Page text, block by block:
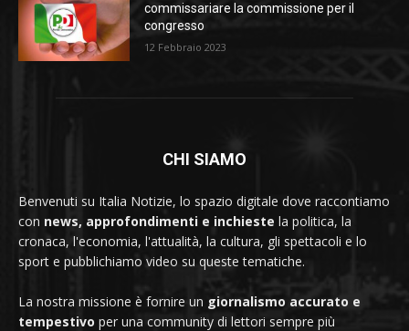
commissariare la commissione per il
congresso
12 Febbraio 2023
CHI SIAMO
Benvenuti su Italia Notizie, lo spazio digitale dove raccontiamo
con news, approfondimenti e inchieste la politica, la
cronaca, l'economia, l'attualità, la cultura, gli spettacoli e lo
sport e pubblichiamo video su queste tematiche.
La nostra missione è fornire un giornalismo accurato e
tempestivo per una community di lettori sempre più